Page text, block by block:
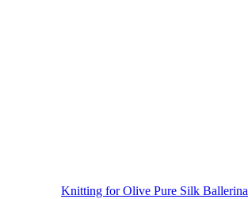
Knitting for Olive Pure Silk Ballerina